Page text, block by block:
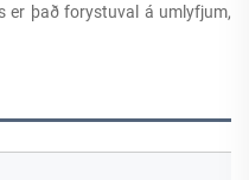
er það forystuval á umlyfjum,